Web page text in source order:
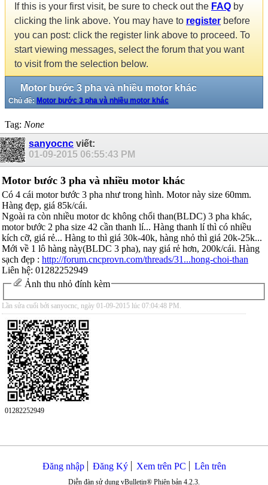
If this is your first visit, be sure to check out the FAQ by
clicking the link above. You may have to register before
you can post: click the register link above to proceed. To
start viewing messages, select the forum that you want
to visit from the selection below.
Motor bước 3 pha và nhiều motor khác
Chủ đề: Motor bước 3 pha và nhiều motor khác
Tag: None
sanyocnc viết:
01-09-2015 06:55:43 PM
Motor bước 3 pha và nhiều motor khác
Có 4 cái motor bước 3 pha như trong hình. Motor này size 60mm.
Hàng đẹp, giá 85k/cái.
Ngoài ra còn nhiều motor dc không chổi than(BLDC) 3 pha khác,
motor bước 2 pha size 42 cần thanh lí... Hàng thanh lí thì có nhiều
kích cỡ, giá rẻ... Hàng to thì giá 30k-40k, hàng nhỏ thì giá 20k-25k...
Mới về 1 lô hàng này(BLDC 3 pha), nay giá rẻ hơn, 200k/cái. Hàng
sạch đẹp : http://forum.cncprovn.com/threads/31...hong-choi-than
Liên hệ: 01282252949
Ảnh thu nhỏ đính kèm
Lần sửa cuối bởi sanyocnc, ngày 01-09-2015 lúc 07:04:48 PM .
01282252949
Đăng nhập Đăng Ký Xem trên PC Lên trên
Diễn đàn sử dụng vBulletin® Phiên bản 4.2.3.